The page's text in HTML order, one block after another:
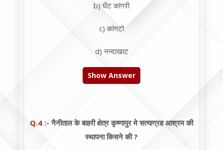
b) घेंट कांगरी
c) कांगटो
d) नन्दाखाट
Show Answer
Q.4 :- नैनीताल के बाहरी क्षेत्र कृष्णापुर मे सत्याग्रह आश्रम की
स्थापना किसने की ?